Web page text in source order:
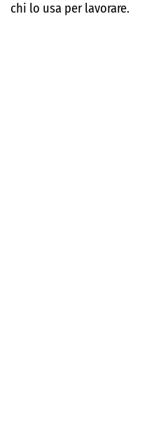
chi lo usa per lavorare.